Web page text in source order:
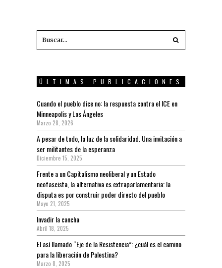
ÚLTIMAS PUBLICACIONES
Cuando el pueblo dice no: la respuesta contra el ICE en
Minneapolis y Los Ángeles
Marzo 28, 2026
A pesar de todo, la luz de la solidaridad. Una invitación a
ser militantes de la esperanza
Diciembre 15, 2025
Frente a un Capitalismo neoliberal y un Estado
neofascista, la alternativa es extraparlamentaria: la
disputa es por construir poder directo del pueblo
Mayo 21, 2025
Invadir la cancha
Abril 18, 2025
El así llamado “Eje de la Resistencia”: ¿cuál es el camino
para la liberación de Palestina?
Marzo 8, 2025